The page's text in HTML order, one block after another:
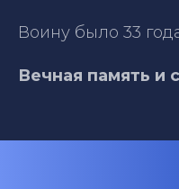
Воину было 33
Вечная память и